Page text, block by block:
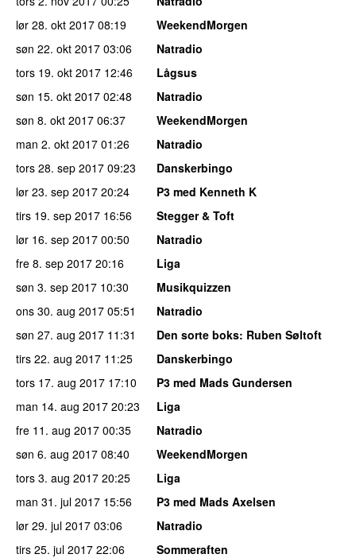
lør 28. okt 2017 08:19
WeekendMorgen
søn 22. okt 2017 03:06
Natradio
tors 19. okt 2017 12:46
Lågsus
søn 15. okt 2017 02:48
Natradio
søn 8. okt 2017 06:37
WeekendMorgen
man 2. okt 2017 01:26
Natradio
tors 28. sep 2017 09:23
Danskerbingo
lør 23. sep 2017 20:24
P3 med Kenneth K
tirs 19. sep 2017 16:56
Stegger & Toft
lør 16. sep 2017 00:50
Natradio
fre 8. sep 2017 20:16
Liga
søn 3. sep 2017 10:30
Musikquizzen
ons 30. aug 2017 05:51
Natradio
søn 27. aug 2017 11:31 Den sorte boks: Ruben Søltoft
tirs 22. aug 2017 11:25
Danskerbingo
tors 17. aug 2017 17:10
P3 med Mads Gundersen
man 14. aug 2017 20:23
Liga
fre 11. aug 2017 00:35
Natradio
søn 6. aug 2017 08:40
WeekendMorgen
tors 3. aug 2017 20:25
Liga
man 31. jul 2017 15:56
P3 med Mads Axelsen
lør 29. jul 2017 03:06
Natradio
tirs 25. jul 2017 22:06
Sommeraften